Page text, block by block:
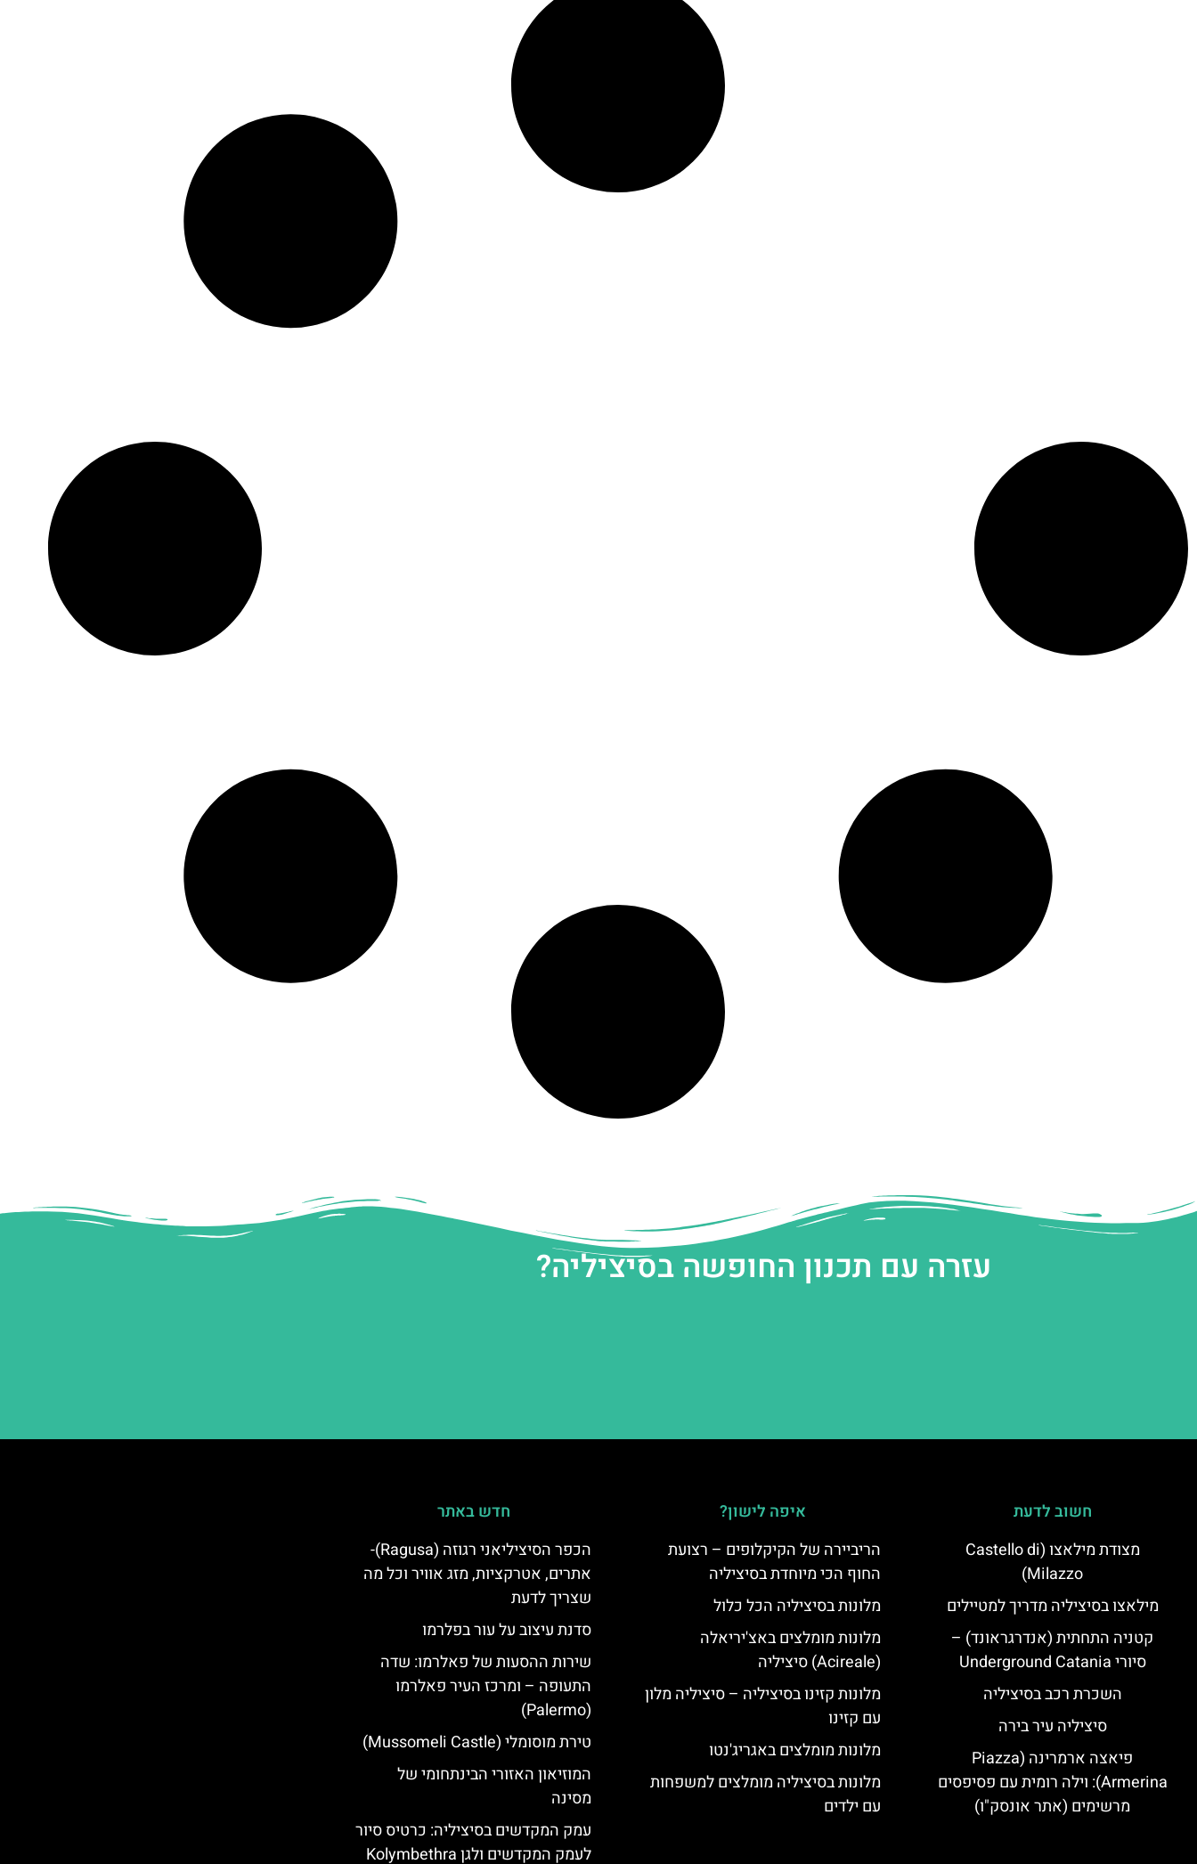
עזרה עם תכנון החופשה בסיציליה?
חשוב לדעת
מצודת מילאצו (Castello di
Milazzo)
מילאצו בסיציליה מדריך למטיילים
קטניה התחתית (אנדרגראונד) –
סיורי Underground Catania
השכרת רכב בסיציליה
סיציליה עיר בירה
פיאצה ארמרינה (Piazza
Armerina): וילה רומית עם פסיפסים
מרשימים (אתר אונסק"ו)
איפה לישון?
הריביירה של הקיקלופים – רצועת
החוף הכי מיוחדת בסיציליה
מלונות בסיציליה הכל כלול
מלונות מומלצים באצ'יריאלה
(Acireale) סיציליה
מלונות קזינו בסיציליה – סיציליה מלון
עם קזינו
מלונות מומלצים באגריג'נטו
מלונות בסיציליה מומלצים למשפחות
עם ילדים
חדש באתר
הכפר הסיציליאני רגוזה (Ragusa)-
אתרים, אטרקציות, מזג אוויר וכל מה
שצריך לדעת
סדנת עיצוב על עור בפלרמו
שירות ההסעות של פאלרמו: שדה
התעופה – ומרכז העיר פאלרמו
(Palermo)
טירת מוסומלי (Mussomeli Castle)
המוזיאון האזורי הבינתחומי של
מסינה
עמק המקדשים בסיציליה: כרטיס סיור
לעמק המקדשים ולגן Kolymbethra